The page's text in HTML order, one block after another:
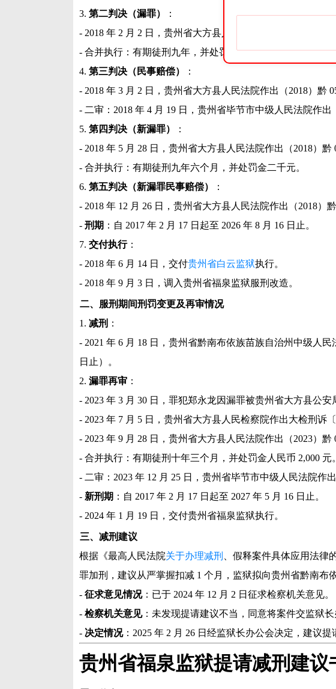
3. 第二判决（漏罪）
：
- 2018 年 2 月 2 日，贵州省大方县人民法院作出（2017）黔
- 合并执行：有期徒刑九年，并处罚金二千元。
4. 第三判决（民事赔偿）
：
- 2018 年 3 月 2 日，贵州省大方县人民法院作出（2018）黔
- 二审：2018 年 4 月 19 日，贵州省毕节市中级人民法院作出
5. 第四判决（新漏罪）
：
- 2018 年 5 月 28 日，贵州省大方县人民法院作出（2018）
- 合并执行：有期徒刑九年六个月，并处罚金二千元。
6. 第五判决（新漏罪民事赔偿）
：
- 2018 年 12 月 26 日，贵州省大方县人民法院作出（2018）
- 刑期 ：自 2017 年 2 月 17 日起至 2026 年 8 月 16 日止。
7. 交付执行：
- 2018 年 6 月 14 日，交付贵州省白云监狱执行。
- 2018 年 9 月 3 日，调入贵州省福泉监狱服刑改造。
二、服刑期间刑罚变更及再审情况
1. 减刑 ：
- 2021 年 6 月 18 日，贵州省黔南布依族苗族自治州中级人
日止）。
2. 漏罪再审 ：
- 2023 年 3 月 30 日，罪犯郑永龙因漏罪被贵州省大方县公安
- 2023 年 7 月 5 日，贵州省大方县人民检察院作出大检刑诉〔
- 2023 年 9 月 28 日，贵州省大方县人民法院作出（2023）
- 合并执行：有期徒刑十年三个月，并处罚金人民币 2,000 元。
- 二审：2023 年 12 月 25 日，贵州省毕节市中级人民法院作
- 新刑期 ：自 2017 年 2 月 17 日起至 2027 年 5 月 16 日止。
- 2024 年 1 月 19 日，交付贵州省福泉监狱执行。
三、减刑建议
根据《最高人民法院关于办理减刑
、假释案件具体应用法
罪加刑，建议从严掌握扣减 1 个月，监狱拟向贵州省黔南布
- 征求意见情况：已于 2024 年 12 月 2 日征求检察机关意见。
- 检察机关意见：未发现提请建议不当，同意将案件交监狱长
- 决定情况：2025 年 2 月 26 日经监狱长办公会决定，建议
贵州省福泉监狱提请减刑建议